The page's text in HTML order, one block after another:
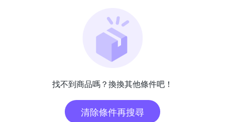
找不到商品嗎？換換其他條件吧！
清除條件再搜尋